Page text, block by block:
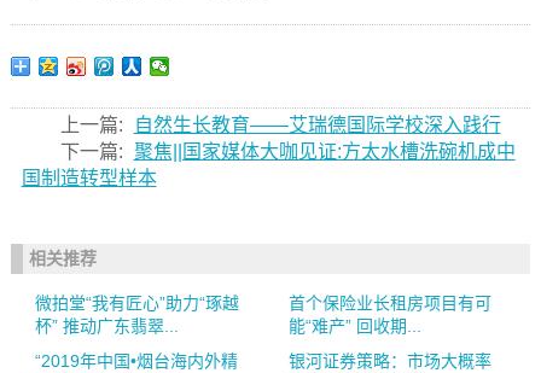
上一篇:
自然生长教育——艾瑞德国际学校深入践行
下一篇: 聚焦||国家媒体大咖见证:方太水槽洗碗机成中
国制造转型样本
相关推荐
微拍堂“我有匠心”助力“琢越
杯” 推动广东翡翠...
首个保险业长租房项目有可
能“难产” 回收期...
“2019年中国•烟台海内外精
银河证券策略：市场大概率